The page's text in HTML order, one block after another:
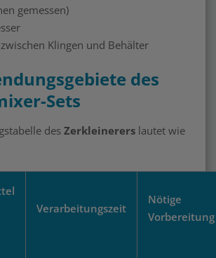
gemessen)
Klingen und Behälter
des
Sets
des Zerkleinerers lautet wie
Verarbeitungszeit
Nötige
Vorbereitung